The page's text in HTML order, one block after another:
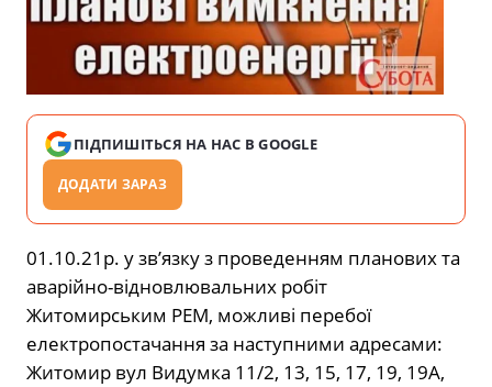
ПІДПИШІТЬСЯ НА НАС В GOOGLE
ДОДАТИ ЗАРАЗ
01.10.21р. у зв’язку з проведенням планових та
аварійно-відновлювальних робіт
Житомирським РЕМ, можливі перебої
електропостачання за наступними адресами:
Житомир вул Видумка 11/2, 13, 15, 17, 19, 19А,